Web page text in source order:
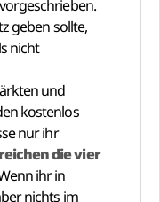
geben sollte,
nicht
und
kostenlos
nur ihr
die vier
ihr in
nichts im